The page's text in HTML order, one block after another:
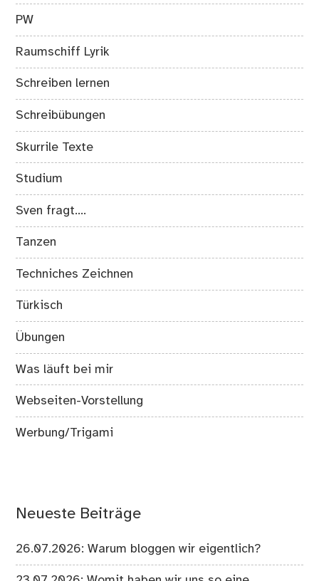
PW
Raumschiff Lyrik
Schreiben lernen
Schreibübungen
Skurrile Texte
Studium
Sven fragt….
Tanzen
Techniches Zeichnen
Türkisch
Übungen
Was läuft bei mir
Webseiten-Vorstellung
Werbung/Trigami
Neueste Beiträge
26.07.2026: Warum bloggen wir eigentlich?